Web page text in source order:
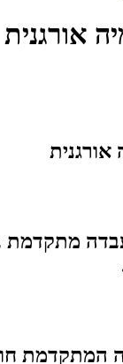
אורגנית
מתקדמת
המתקדמת